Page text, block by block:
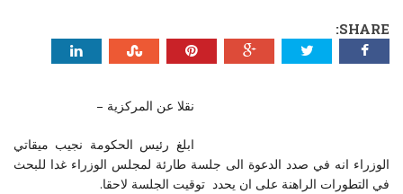
SHARE:
نقلا عن المركزية –
ابلغ رئيس الحكومة نجيب ميقاتي
الوزراء انه في صدد الدعوة الى جلسة طارئة لمجلس الوزراء غدا للبحث
في التطورات الراهنة على ان يحدد توقيت الجلسة لاحقا.